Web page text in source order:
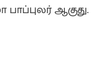
ஆகுது.